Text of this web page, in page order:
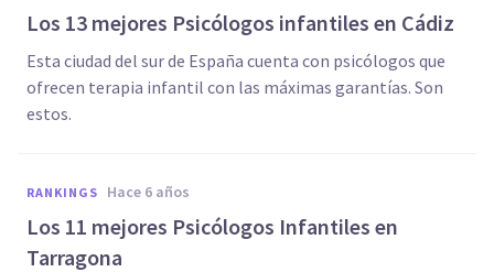
Los 13 mejores Psicólogos infantiles en Cádiz
Esta ciudad del sur de España cuenta con psicólogos que
ofrecen terapia infantil con las máximas garantías. Son
estos.
RANKINGS hace 6 años
Los 11 mejores Psicólogos Infantiles en
Tarragona